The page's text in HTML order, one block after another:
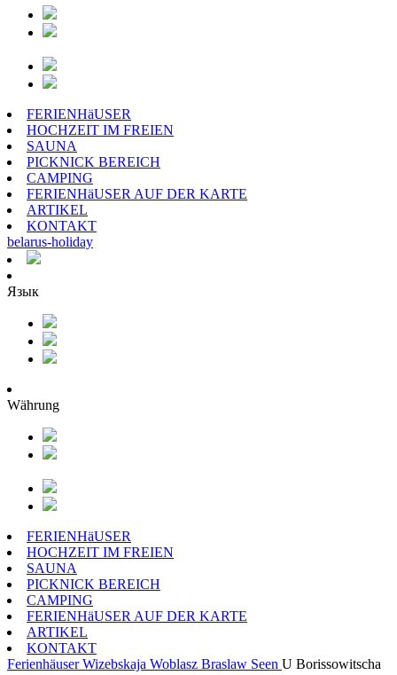
FERIENHäUSER
HOCHZEIT IM FREIEN
SAUNA
PICKNICK BEREICH
CAMPING
FERIENHäUSER AUF DER KARTE
ARTIKEL
KONTAKT
belarus-holiday
Язык
Währung
FERIENHäUSER
HOCHZEIT IM FREIEN
SAUNA
PICKNICK BEREICH
CAMPING
FERIENHäUSER AUF DER KARTE
ARTIKEL
KONTAKT
Ferienhäuser Wizebskaja Woblasz Braslaw Seen U Borissowitscha